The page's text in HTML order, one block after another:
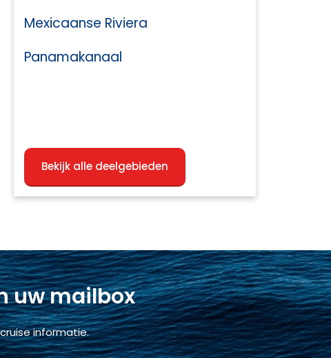
Mexicaanse Riviera
Panamakanaal
Bekijk alle deelgebieden
uw mailbox
informatie.